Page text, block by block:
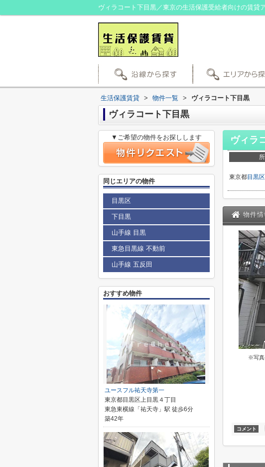
ヴィラコート下目黒／東京の生活保護受給者向けの賃貸
生活保護賃貸 > 物件一覧 > ヴィラコート下目黒
ヴィラコート下目黒
ヴィラ
東京都目黒区
物件情
※写真
コメント
▼ご希望の物件をお探しします
同じエリアの物件
目黒区
下目黒
山手線 目黒
東急目黒線 不動前
山手線 五反田
おすすめ物件
ユースフル祐天寺第一
東京都目黒区上目黒４丁目
東急東横線「祐天寺」駅 徒歩6分
築42年